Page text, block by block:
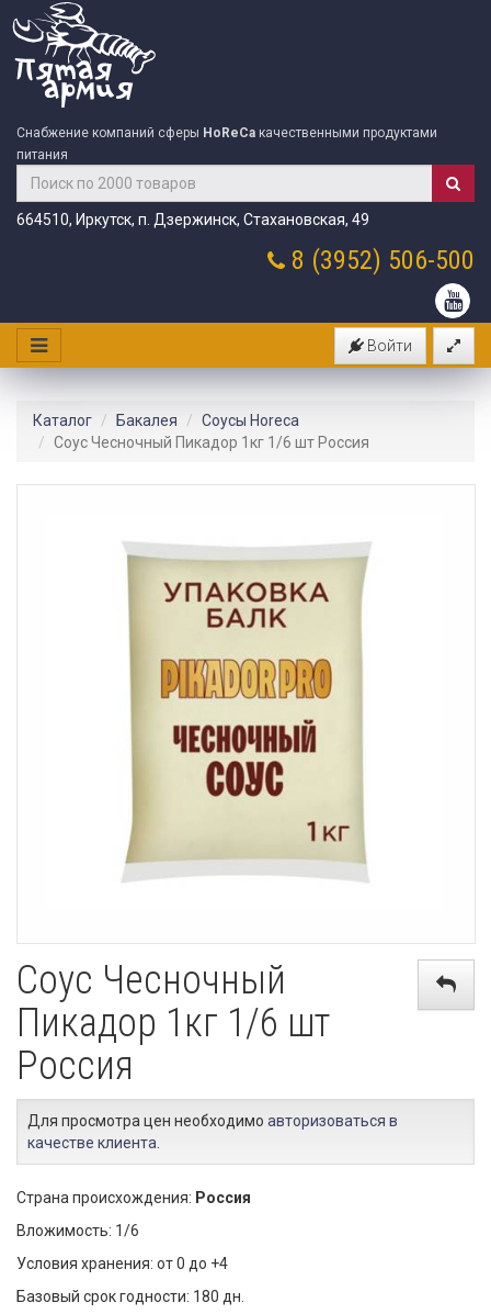
Снабжение компаний сферы HoReCa качественными продуктами
питания
664510, Иркутск, п. Дзержинск, Стахановская, 49
8 (3952) 506-500
Войти
Каталог Бакалея
Соусы Horeca
Соус Чесночный Пикадор 1кг 1/6 шт Россия
Соус Чесночный
Пикадор 1кг 1/6 шт
Россия
Для просмотра цен необходимо авторизоваться в
качестве клиента
Страна происхождения: Россия
Вложимость: 1/6
Условия хранения: от 0 до +4
Базовый срок годности: 180 дн.